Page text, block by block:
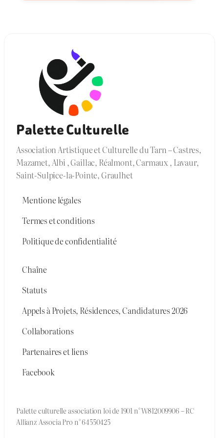
Palette Culturelle
Association Artistique et Culturelle du Tarn – Castres,
Mazamet, Albi , Gaillac, Réalmont, Carmaux , Lavaur,
Saint-Sulpice-la-Pointe, Graulhet
Mentione légales
Termes et conditions
Politique de confidentialité
Chaîne
Statuts
Appels à Projets, Résidences, Candidatures 2026
Collaborations
Partenaires et liens
Facebook
Palette culturelle association loi de 1901 n° W812009906 – RC
Allianz Associa Pro n° 64550425